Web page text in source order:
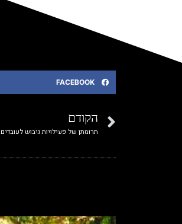
FACEBOOK
הקודם
תרומתן של פעילויות גיבוש לעובדים